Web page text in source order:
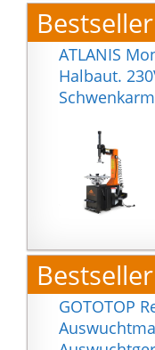
ATLANIS
Halbaut.
GOTOTOP